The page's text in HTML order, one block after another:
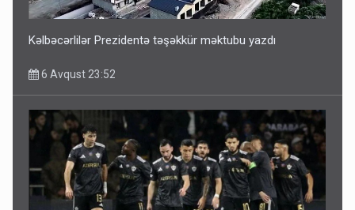
6 Avqust 14:14
Kəlbəcərlilər Prezidentə təşəkkür məktubu yazdı
6 Avqust 23:52